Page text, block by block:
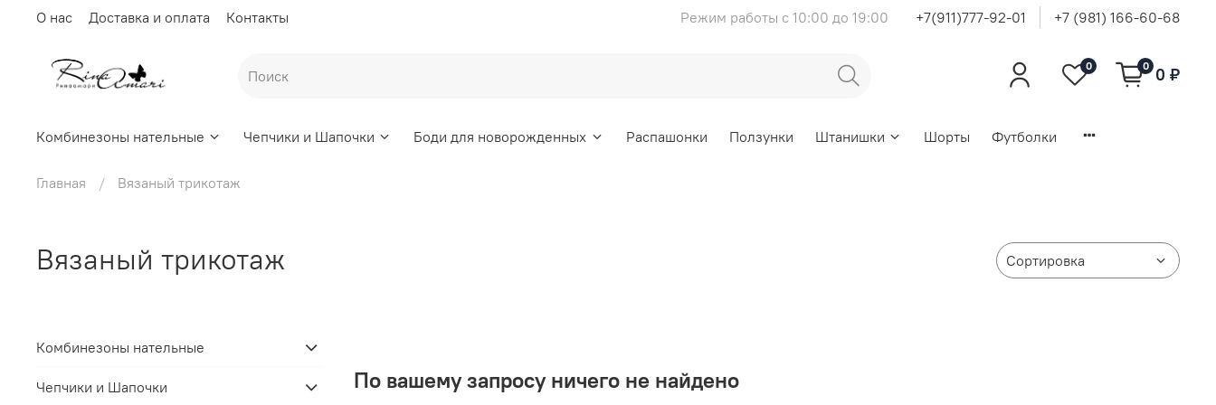
О нас Доставка и оплата Контакты Режим работы с 10:00 до 19:00 +7(911)777-92-01 +7 (981) 166-60-68
0 0 0 ₽
Комбинезоны нательные Чепчики и Шапочки Боди для новорожденных Распашонки Ползунки Штанишки Шорты Футболки
Главная Вязаный трикотаж
Вязаный трикотаж
По вашему запросу ничего не найдено
Комбинезоны нательные
Чепчики и Шапочки